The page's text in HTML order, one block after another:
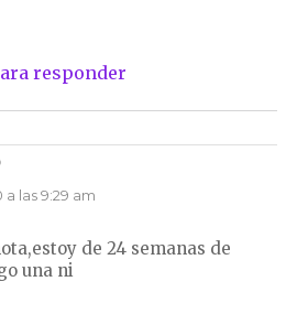
responder
dice:
las 9:29 am
de 24 semanas de
una ni